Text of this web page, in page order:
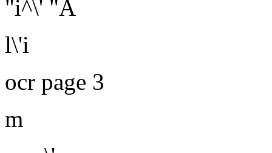
"i^\' "A
l\'i
ocr page 3
m